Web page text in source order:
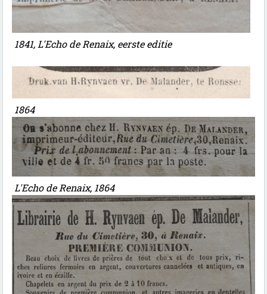
1841, L'Echo de Renaix, eerste editie
1864
L'Echo de Renaix, 1864